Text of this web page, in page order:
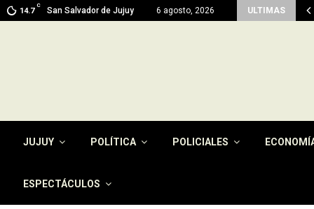
14.7
C
San Salvador de Jujuy 6 agosto, 2026 ULTIMAS
del pago de la tasa por…
JUJUY POLÍTICA POLICIALES
ESPECTÁCULOS